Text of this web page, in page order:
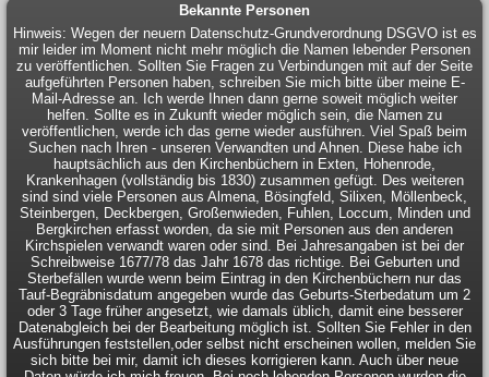
Bekannte Personen
Hinweis: Wegen der neuern Datenschutz-Grundverordnung DSGVO ist es
mir leider im Moment nicht mehr möglich die Namen lebender Personen
zu veröffentlichen. Sollten Sie Fragen zu Verbindungen mit auf der Seite
aufgeführten Personen haben, schreiben Sie mich bitte über meine E-
Mail-Adresse an. Ich werde Ihnen dann gerne soweit möglich weiter
helfen. Sollte es in Zukunft wieder möglich sein, die Namen zu
veröffentlichen, werde ich das gerne wieder ausführen. Viel Spaß beim
Suchen nach Ihren - unseren Verwandten und Ahnen. Diese habe ich
hauptsächlich aus den Kirchenbüchern in Exten, Hohenrode,
Krankenhagen (vollständig bis 1830) zusammen gefügt. Des weiteren
sind sind viele Personen aus Almena, Bösingfeld, Silixen, Möllenbeck,
Steinbergen, Deckbergen, Großenwieden, Fuhlen, Loccum, Minden und
Bergkirchen erfasst worden, da sie mit Personen aus den anderen
Kirchspielen verwandt waren oder sind. Bei Jahresangaben ist bei der
Schreibweise 1677/78 das Jahr 1678 das richtige. Bei Geburten und
Sterbefällen wurde wenn beim Eintrag in den Kirchenbüchern nur das
Tauf-Begräbnisdatum angegeben wurde das Geburts-Sterbedatum um 2
oder 3 Tage früher angesetzt, wie damals üblich, damit eine besserer
Datenabgleich bei der Bearbeitung möglich ist. Sollten Sie Fehler in den
Ausführungen feststellen,oder selbst nicht erscheinen wollen, melden Sie
sich bitte bei mir, damit ich dieses korrigieren kann. Auch über neue